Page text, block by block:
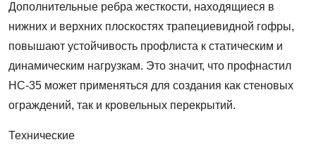
Дополнительные ребра жесткости, находящиеся в
нижних и верхних плоскостях трапециевидной гофры,
повышают устойчивость профлиста к статическим и
динамическим нагрузкам. Это значит, что профнастил
НС-35 может применяться для создания как стеновых
ограждений, так и кровельных перекрытий.
Технические